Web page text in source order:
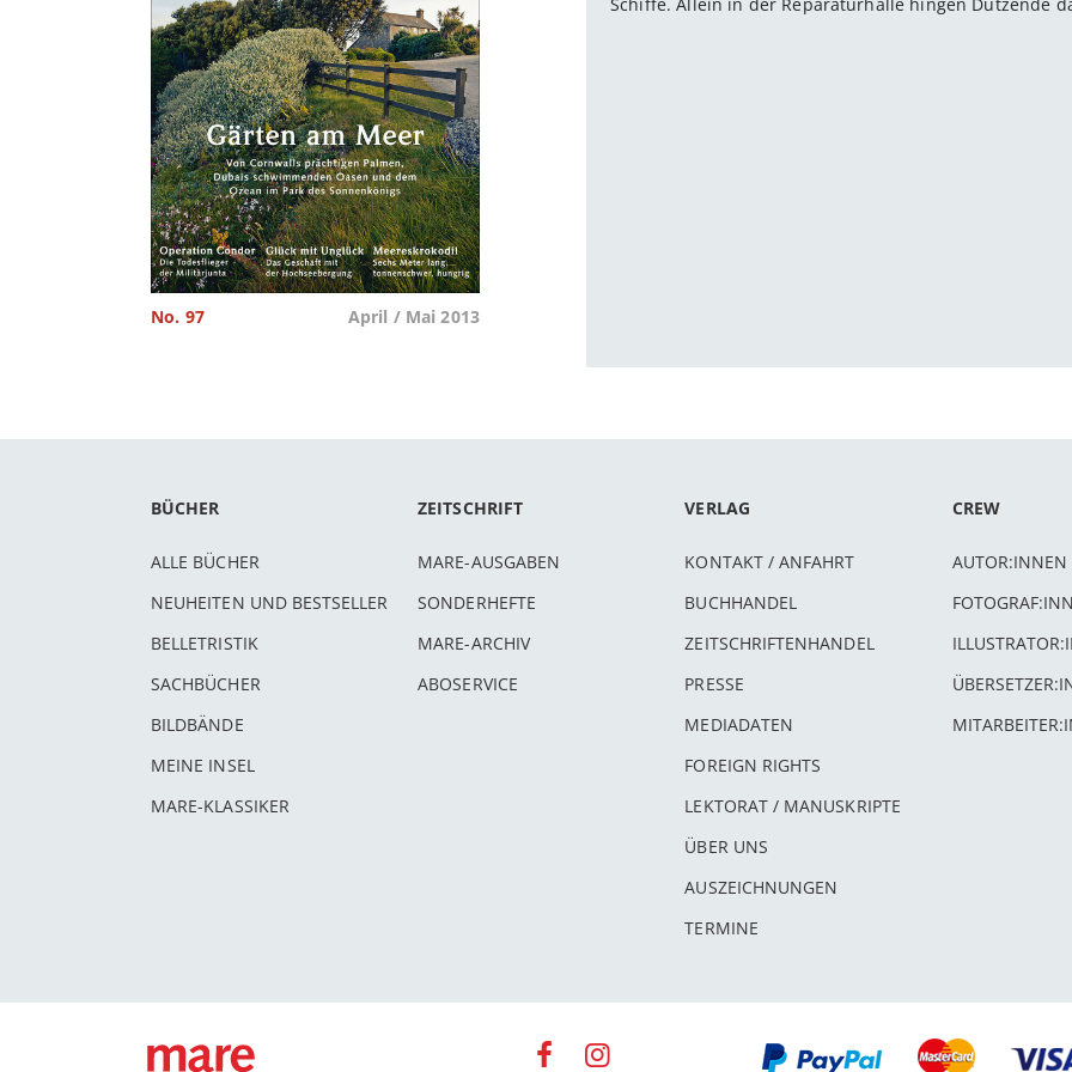
No. 97 April / Mai 2013
Schiffe. Allein in der Reparaturhalle hingen Dutzende
BÜCHER
ALLE BÜCHER
NEUHEITEN UND BESTSELLER
BELLETRISTIK
SACHBÜCHER
BILDBÄNDE
MEINE INSEL
MARE-KLASSIKER
ZEITSCHRIFT
MARE-AUSGABEN
SONDERHEFTE
MARE-ARCHIV
ABOSERVICE
VERLAG
KONTAKT / ANFAHRT
BUCHHANDEL
ZEITSCHRIFTENHANDEL
PRESSE
MEDIADATEN
FOREIGN RIGHTS
LEKTORAT / MANUSKRIPTE
ÜBER UNS
AUSZEICHNUNGEN
TERMINE
CREW
AUTOR:INNEN